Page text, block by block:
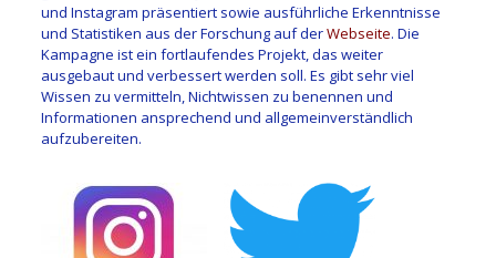
und Instagram präsentiert sowie ausführliche Erkenntnisse
und Statistiken aus der Forschung auf derWebseite. Die
Kampagne ist ein fortlaufendes Projekt, das weiter
ausgebaut und verbessert werden soll. Es gibt sehr viel
Wissen zu vermitteln, Nichtwissen zu benennen und
Informationen ansprechend und allgemeinverständlich
aufzubereiten.